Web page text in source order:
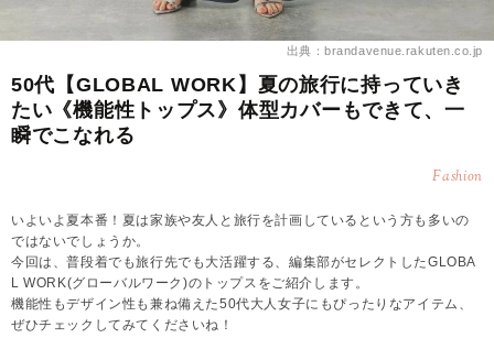
出典：brandavenue.rakuten.co.jp
50代【GLOBAL WORK】夏の旅行に持っていき
たい《機能性トップス》体型カバーもできて、一
瞬でこなれる
Fashion
いよいよ夏本番！夏は家族や友人と旅行を計画しているという方も多いの
ではないでしょうか。
今回は、普段着でも旅行先でも大活躍する、編集部がセレクトしたGLOBA
L WORK(グローバルワーク)のトップスをご紹介します。
機能性もデザイン性も兼ね備えた50代大人女子にもぴったりなアイテム、
ぜひチェックしてみてくださいね！